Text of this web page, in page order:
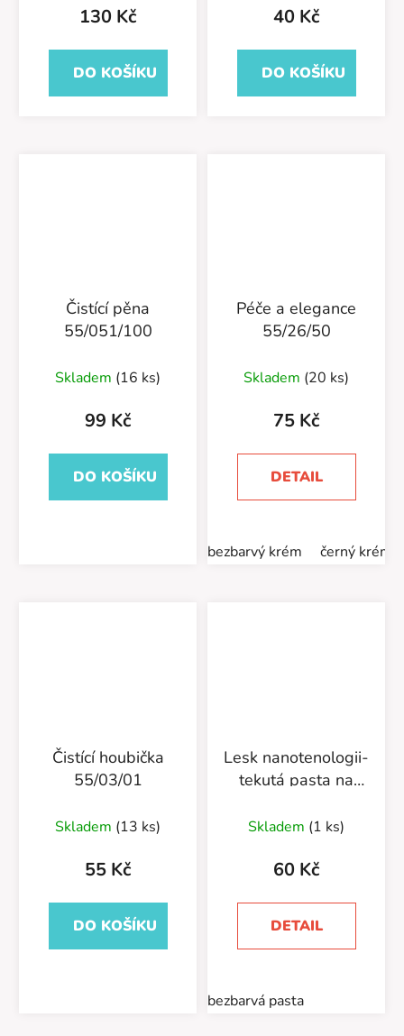
130 Kč
DO KOŠÍKU
40 Kč
DO KOŠÍKU
Čistící pěna
55/051/100
Skladem (16 ks)
99 Kč
DO KOŠÍKU
Péče a elegance
55/26/50
Skladem (20 ks)
75 Kč
DETAIL
bezbarvý krém černý krém
Čistící houbička
55/03/01
Skladem (13 ks)
55 Kč
DO KOŠÍKU
Lesk nanotenologii-
tekutá pasta na
Skladem (1 ks)
60 Kč
DETAIL
bezbarvá pasta